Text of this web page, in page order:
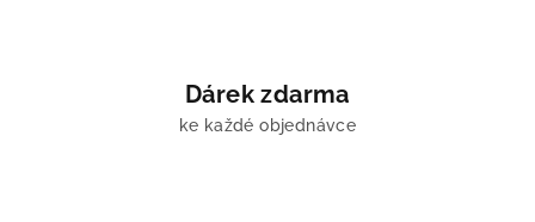
Dárek zdarma
ke každé objednávce